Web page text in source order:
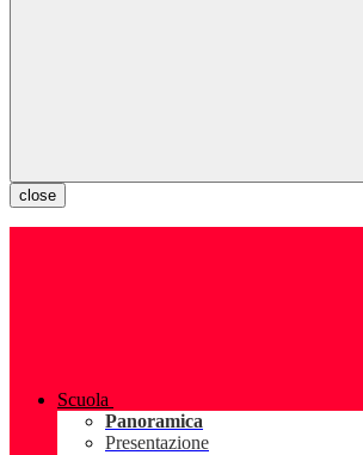
close
Scuola
Panoramica
Presentazione